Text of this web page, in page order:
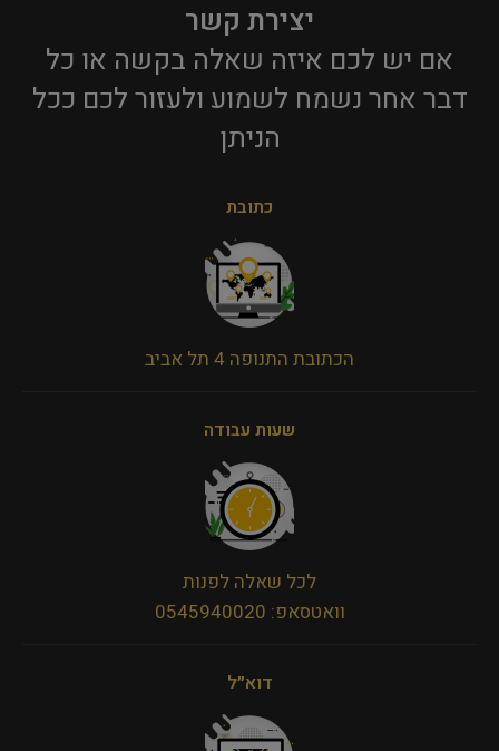
יצירת קשר
אם יש לכם איזה שאלה בקשה או כל
דבר אחר נשמח לשמוע ולעזור לכם ככל
הניתן​
כתובת
הכתובת התנופה 4 תל אביב
שעות עבודה
לכל שאלה לפנות
וואטסאפ: 0545940020
דוא״ל